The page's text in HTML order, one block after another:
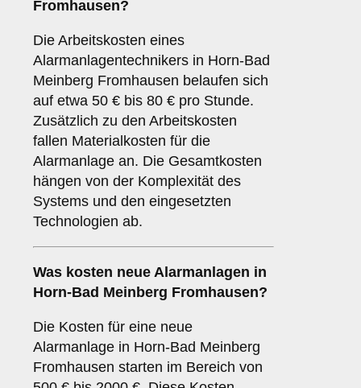
Fromhausen?
Die Arbeitskosten eines
Alarmanlagentechnikers in Horn-Bad
Meinberg Fromhausen belaufen sich
auf etwa 50 € bis 80 € pro Stunde.
Zusätzlich zu den Arbeitskosten
fallen Materialkosten für die
Alarmanlage an. Die Gesamtkosten
hängen von der Komplexität des
Systems und den eingesetzten
Technologien ab.
Was kosten neue Alarmanlagen in
Horn-Bad Meinberg Fromhausen?
Die Kosten für eine neue
Alarmanlage in Horn-Bad Meinberg
Fromhausen starten im Bereich von